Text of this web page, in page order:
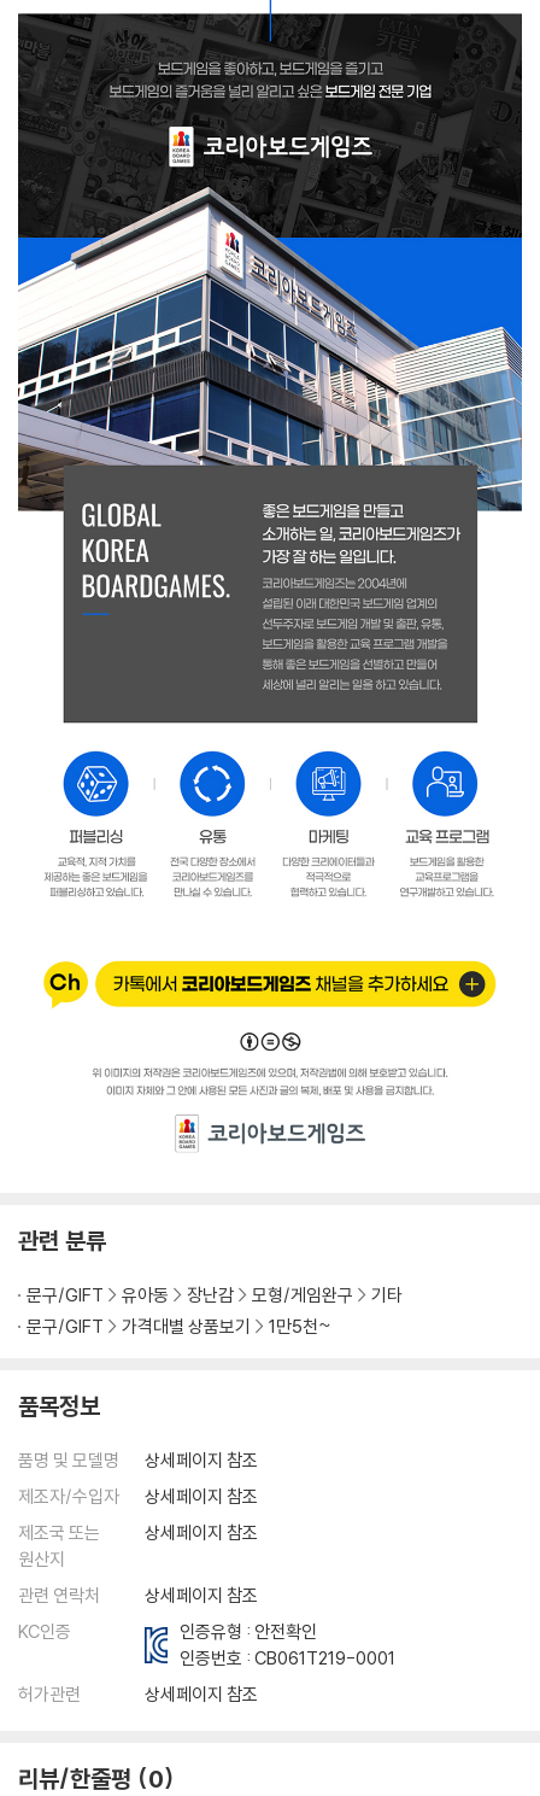
관련 분류
문구/GIFT 유아동 장난감 모형/게임완구
기타
문구/GIFT
가격대별 상품보기 1만5천~
품목정보
품명 및 모델명
상세페이지 참조
제조자/수입자
상세페이지 참조
제조국 또는
원산지
상세페이지 참조
관련 연락처
상세페이지 참조
KC인증
인증유형 : 안전확인
인증번호 :CB061T219-0001
허가관련
상세페이지 참조
리뷰/한줄평 0